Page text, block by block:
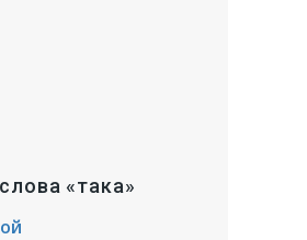
«така»